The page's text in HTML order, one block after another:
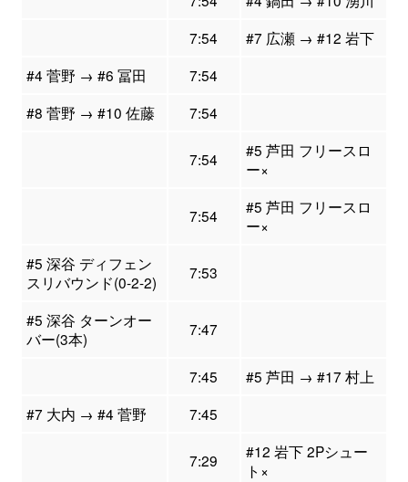
7:54
#7 広瀬 → #12 岩下
#4 菅野 → #6 冨田
7:54
#8 菅野 → #10 佐藤
7:54
7:54
#5 芦田 フリースロ
ー×
7:54
#5 芦田 フリースロ
ー×
#5 深谷 ディフェン
スリバウンド(0-2-2)
7:53
#5 深谷 ターンオー
バー(3本)
7:47
7:45
#5 芦田 → #17 村上
#7 大内 → #4 菅野
7:45
7:29
#12 岩下 2Pシュー
ト×